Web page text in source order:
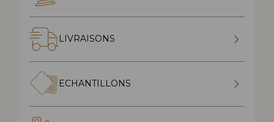
LIVRAISONS
ECHANTILLONS